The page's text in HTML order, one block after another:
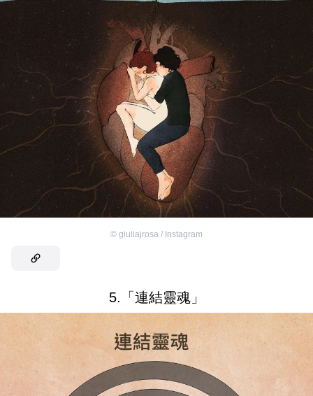
© giuliajrosa / Instagram
5.「連結靈魂」